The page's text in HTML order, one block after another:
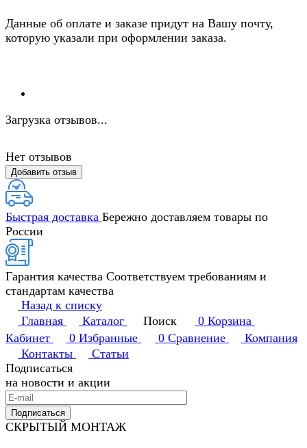
Данные об оплате и заказе придут на Вашу почту,
которую указали при оформлении заказа.
Загрузка отзывов...
Нет отзывов
Добавить отзыв
Быстрая доставка Бережно доставляем товары по
России
Гарантия качества Соответствуем требованиям и
стандартам качества
Назад к списку
Главная
Каталог Поиск 0 Корзина
Кабинет
0 Избранные 0 Сравнение
Компания
Контакты
Статьи
Подписаться
на новости и акции
Подписаться
СКРЫТЫЙ МОНТАЖ